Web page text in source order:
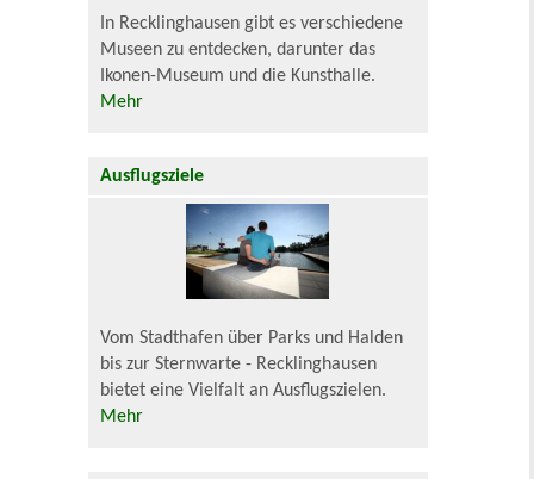
In Recklinghausen gibt es verschiedene
Museen zu entdecken, darunter das
Ikonen-Museum und die Kunsthalle.
Mehr
Ausflugsziele
Vom Stadthafen über Parks und Halden
bis zur Sternwarte - Recklinghausen
bietet eine Vielfalt an Ausflugszielen.
Mehr